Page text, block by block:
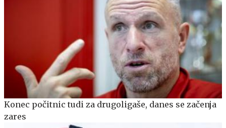
Konec počitnic tudi za drugoligaše, danes se začenja
zares